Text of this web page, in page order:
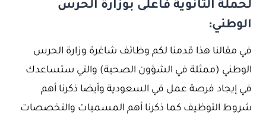
لحملة الثانوية فأعلى بوزارة الحرس
الوطني:
في مقالنا هذا قدمنا لكم وظائف شاغرة وزارة الحرس
الوطني (ممثلة في الشؤون الصحية) والتي ستساعدك
في إيجاد فرصة عمل في السعودية وأيضا ذكرنا أهم
شروط التوظيف كما ذكرنا أهم المسميات والتخصصات